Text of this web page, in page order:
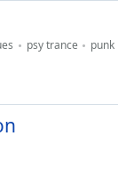
psy trance punk